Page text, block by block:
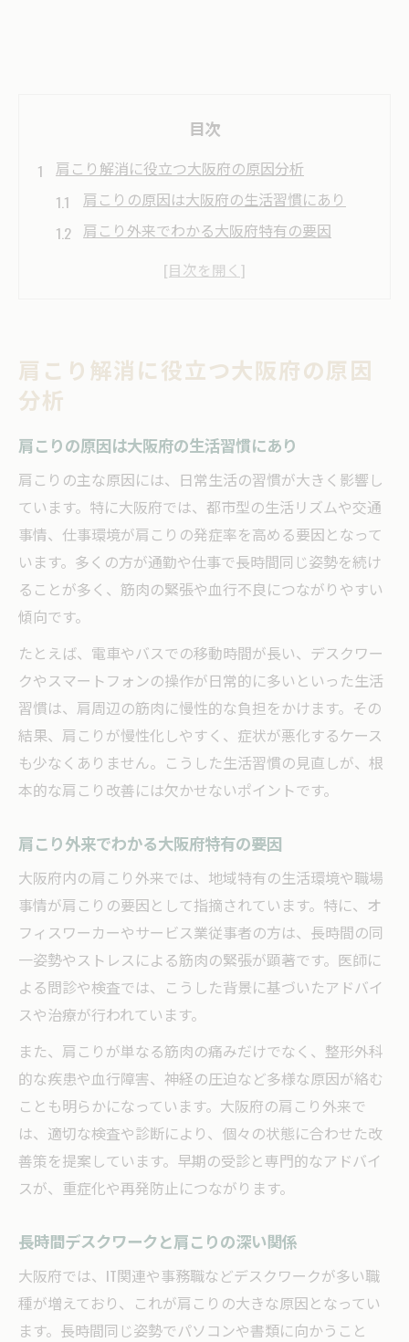
目次
肩こり解消に役立つ大阪府の原因分析
肩こりの原因は大阪府の生活習慣にあり
肩こり外来でわかる大阪府特有の要因
長時間デスクワークと肩こりの深い関係
原因を探るなら肩こりの症状に着目を
肩こりの症状から考える主な原因の見極め
慢性的な肩こり症状が教える生活習慣の問
題
肩こりと頭痛・めまいは無関係ではない
肩こり症状別の効果的な対策ポイント
なぜ肩こりが治らないのか大阪府で診る視点
肩こりが治らない本当の理由を大阪府で探
肩こり外来や名医で見える根本要因とは
保険適用のリハビリで肩こり改善は可能か
整形外科と整骨院どっちが肩こりに最適か
大阪府で受ける肩こり治療の最新事情
ストレートネックと大阪府の肩こり事情
大阪府で増加するストレートネックの背景
肩こりと姿勢の乱れを正しく理解する方法
肩こり外来で診断されるストレートネック
スマホ首による肩こりが大阪府で急増中
慢性的な肩こりとそのリスクを見極める方法
慢性的な肩こりが及ぼす健康リスク
危険な肩こりの見分け方と受診のタイミン
グ
肩こりが続く場合は外来受診も検討を
肩こりから疾患を見極めるチェック方法
生活習慣から見直す大阪府流肩こり対策
ら
食事・運動・睡眠で肩こりを根本予防
肩こりに効果的なストレッチの実践ポイン
ト
肩こり解消に役立つ大阪府の原因
分析
肩こりの原因は大阪府の生活習慣にあり
肩こりの主な原因には、日常生活の習慣が大きく影響し
ています。特に大阪府では、都市型の生活リズムや交通
事情、仕事環境が肩こりの発症率を高める要因となって
います。多くの方が通勤や仕事で長時間同じ姿勢を続け
ることが多く、筋肉の緊張や血行不良につながりやすい
傾向です。
たとえば、電車やバスでの移動時間が長い、デスクワー
クやスマートフォンの操作が日常的に多いといった生活
習慣は、肩周辺の筋肉に慢性的な負担をかけます。その
結果、肩こりが慢性化しやすく、症状が悪化するケース
も少なくありません。こうした生活習慣の見直しが、根
本的な肩こり改善には欠かせないポイントです。
肩こり外来でわかる大阪府特有の要因
大阪府内の肩こり外来では、地域特有の生活環境や職場
事情が肩こりの要因として指摘されています。特に、オ
フィスワーカーやサービス業従事者の方は、長時間の同
一姿勢やストレスによる筋肉の緊張が顕著です。医師に
よる問診や検査では、こうした背景に基づいたアドバイ
スや治療が行われています。
また、肩こりが単なる筋肉の痛みだけでなく、整形外科
的な疾患や血行障害、神経の圧迫など多様な原因が絡む
ことも明らかになっています。大阪府の肩こり外来で
は、適切な検査や診断により、個々の状態に合わせた改
善策を提案しています。早期の受診と専門的なアドバイ
スが、重症化や再発防止につながります。
長時間デスクワークと肩こりの深い関係
大阪府では、IT関連や事務職などデスクワークが多い職
種が増えており、これが肩こりの大きな原因となってい
ます。長時間同じ姿勢でパソコンや書類に向かうこと